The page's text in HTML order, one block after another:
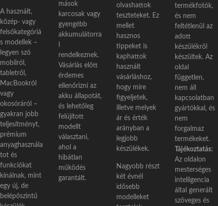
A használt,
közép- vagy
felsőkategóriá
s modellek –
legyen szó
mobilról,
tabletről,
MacBookról
vagy
okosóráról –
gyakran jobb
teljesítményt,
prémium
anyaghasznála
tot és
funkciókat
kínálnak, mint
egy új, de
belépőszintű
mások
karcosak vagy
gyengébb
akkumulátorra
rendelkeznek.
Vásárlás előtt
érdemes
ellenőrizni az
akku állapotát,
és lehetőleg
felújított
modellt
választani,
ahol a
hibátlan
működés
garantált.
olvashattok
teszteteket. Ez
mellet
hasznos
tippeket is
kaphattok
használt
vásárláshoz,
hogy mire
figyeljetek,
illetve melyek
ár és érték
arányban a
legjobb
készülékek.
Nagyobb részt
két évnél
idősebb
modelleket
termékfotók,
és nem
feltétlenül az
adott
készülékről
készültek. Az
oldal
független,
nem áll
kapcsolatban
gyártókkal, és
nem
forgalmaz
termékeket.
Tájékoztatás:
Az oldalon
mesterséges
intelligencia
által generált
szöveges és